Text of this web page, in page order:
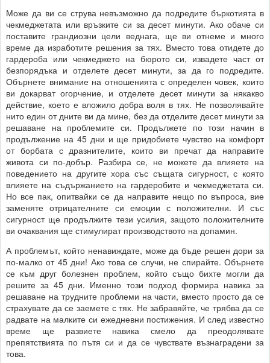
Може да ви се струва невъзможно да подредите бъркотията в
чекмеджетата или връзките си за десет минути. Ако обаче си
поставите грандиозни цели веднага, ще ви отнеме и много
време да изработите решения за тях. Вместо това отидете до
гардероба или чекмеджето на бюрото си, извадете част от
безпорядъка и отделете десет минути, за да го подредите.
Обърнете внимание на отношенията с определен човек, които
ви докарват огорчение, и отделете десет минути за някакво
действие, което е вложило добра воля в тях. Не позволявайте
нито един от дните ви да мине, без да отделите десет минути за
решаване на проблемите си. Продължете по този начин в
продължение на 45 дни и ще придобиете чувство на комфорт
от борбата с дразнителите, които ви пречат да направите
живота си по-добър. Разбира се, не можете да влияете на
поведението на другите хора със същата сигурност, с която
влияете на съдържанието на гардеробите и чекмеджетата си.
Но все пак, опитвайки се да направите нещо по въпроса, вие
заменяте отрицателните си емоции с положителни. И със
сигурност ще продължите тези усилия, защото положителните
ви очаквания ще стимулират производството на допамин.
А проблемът, който ненавиждате, може да бъде решен дори за
по-малко от 45 дни! Ако това се случи, не спирайте. Обърнете
се към друг болезнен проблем, който също бихте могли да
решите за 45 дни. Именно този подход формира навика за
решаване на трудните проблеми на части, вместо просто да се
страхувате да се заемете с тях. Не забравяйте, че трябва да се
радвате на малките си ежедневни постижения. И след известно
време ще развиете навика смело да преодолявате
препятствията по пътя си и да се чувствате възнаградени за
това.